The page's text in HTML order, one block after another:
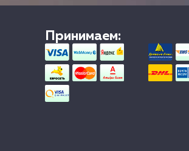
Принимаем: